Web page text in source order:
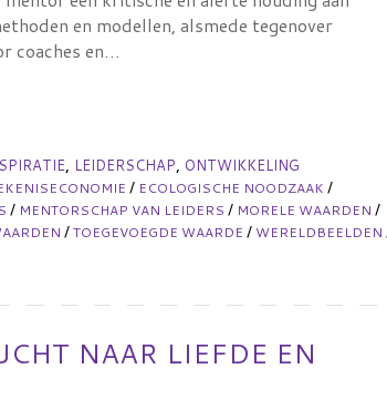
en modellen, alsmede tegenover
coaches en…
, LEIDERSCHAP, ONTWIKKELING
/ ECOLOGISCHE NOODZAAK /
/ MENTORSCHAP VAN LEIDERS / MORELE WAARDEN /
/ TOEGEVOEGDE WAARDE / WERELDBEELDEN
NAAR LIEFDE EN